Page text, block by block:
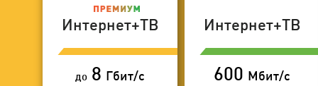
Интернет+ТВ
до 8 Гбит/с
Интернет+ТВ
600 Мбит/с